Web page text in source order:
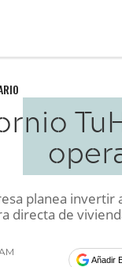
planea
directa de
Añadir